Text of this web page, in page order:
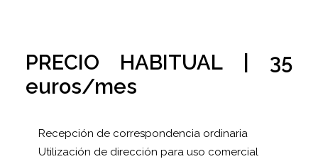
PRECIO HABITUAL | 35
euros/mes
Recepción de correspondencia ordinaria
Utilización de dirección para uso comercial